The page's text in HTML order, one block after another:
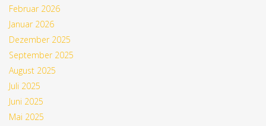
Februar 2026
Januar 2026
Dezember 2025
September 2025
August 2025
Juli 2025
Juni 2025
Mai 2025